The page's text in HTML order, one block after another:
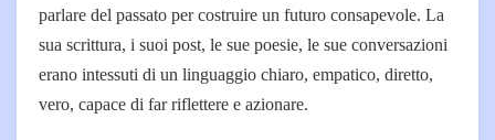
parlare del passato per costruire un futuro consapevole. La
sua scrittura, i suoi post, le sue poesie, le sue conversazioni
erano intessuti di un linguaggio chiaro, empatico, diretto,
vero, capace di far riflettere e azionare.